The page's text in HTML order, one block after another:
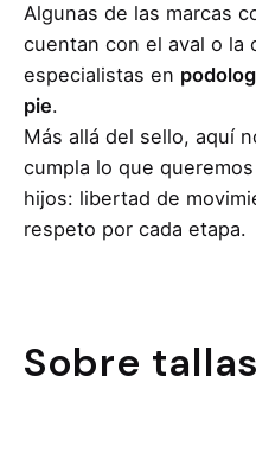
Algunas de las marcas
cuentan con el aval o la
especialistas en
pie.
Más allá del sello, aquí
cumpla lo que
hijos: libertad de
respeto por cada etapa.
Sobre